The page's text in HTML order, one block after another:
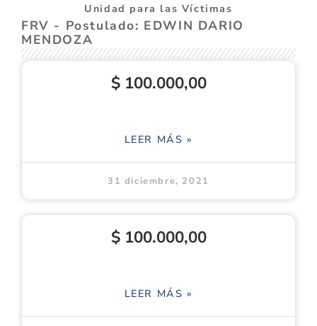
Unidad para las Víctimas
FRV - Postulado: EDWIN DARIO
MENDOZA
$ 100.000,00
LEER MÁS »
31 diciembre, 2021
$ 100.000,00
LEER MÁS »